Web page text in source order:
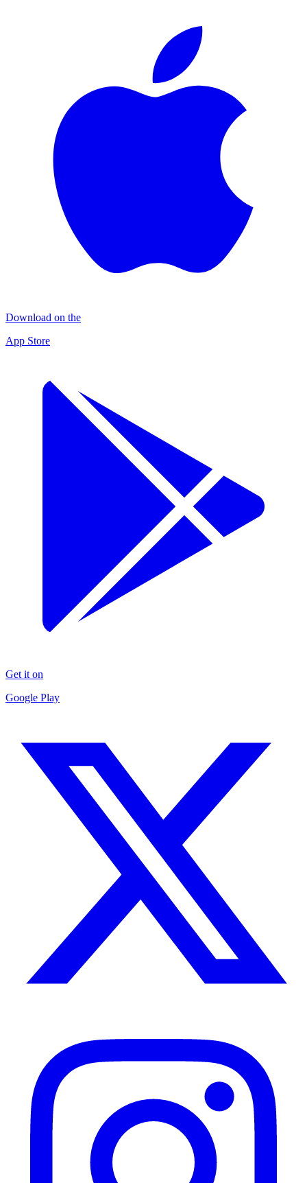
Download on the
App Store
Get it on
Google Play